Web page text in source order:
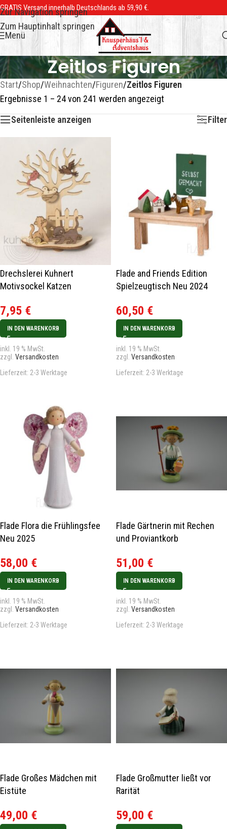
Zur Navigation springen
Zum Hauptinhalt springen
GRATIS Versand innerhalb Deutschlands ab 59,90 €.
Menü
Zeitlos Figuren
Start/Shop/Weihnachten/Figuren/Zeitlos Figuren
Ergebnisse 1 – 24 von 241 werden angezeigt
Seitenleiste anzeigen
Filter
Drechslerei Kuhnert
Motivsockel Katzen
7,95 €
IN DEN WARENKORB
inkl. 19 % MwSt.
zzgl. Versandkosten
Lieferzeit: 2-3 Werktage
Flade and Friends Edition
Spielzeugtisch Neu 2024
60,50 €
IN DEN WARENKORB
inkl. 19 % MwSt.
zzgl. Versandkosten
Lieferzeit: 2-3 Werktage
Flade Flora die Frühlingsfee
Neu 2025
58,00 €
IN DEN WARENKORB
inkl. 19 % MwSt.
zzgl. Versandkosten
Lieferzeit: 2-3 Werktage
Flade Gärtnerin mit Rechen
und Proviantkorb
51,00 €
IN DEN WARENKORB
inkl. 19 % MwSt.
zzgl. Versandkosten
Lieferzeit: 2-3 Werktage
Flade Großes Mädchen mit
Eistüte
49,00 €
Flade Großmutter ließt vor
Rarität
59,00 €